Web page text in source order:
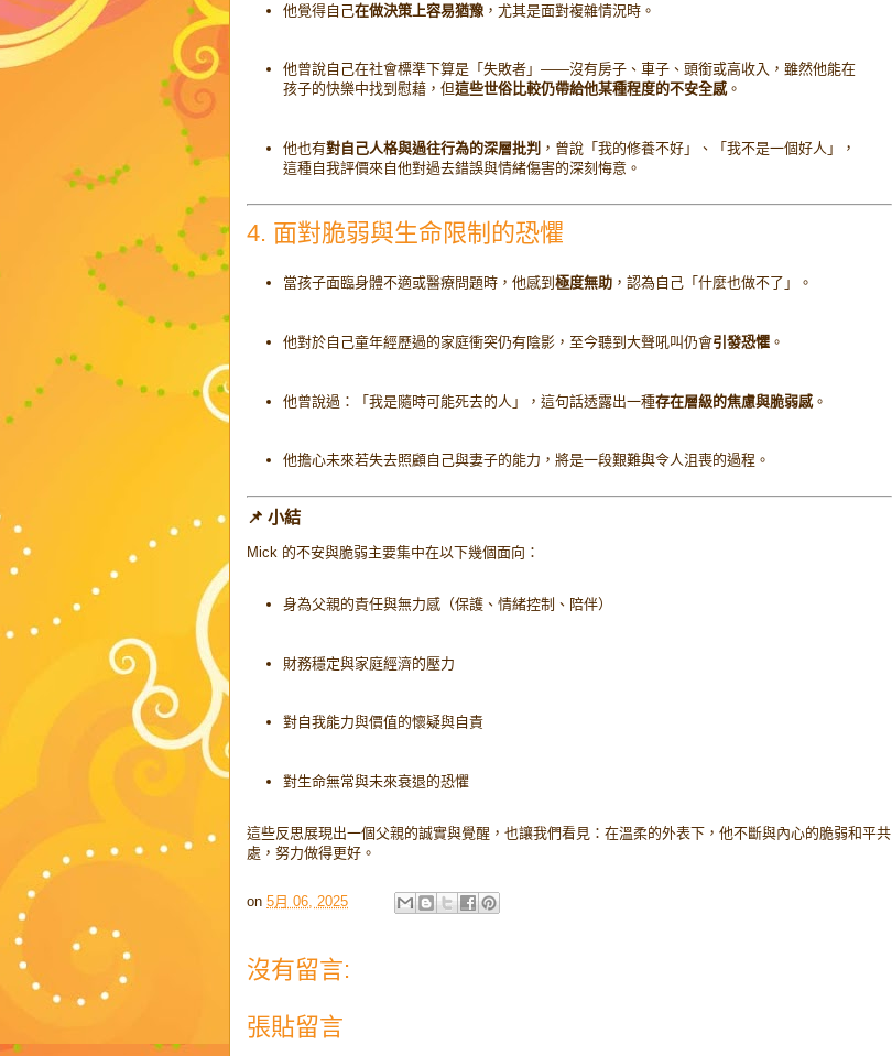
他覺得自己在做決策上容易猶豫，尤其是面對複雜情況時。
他曾說自己在社會標準下算是「失敗者」——沒有房子、車子、頭銜或高收入，雖然他能在
孩子的快樂中找到慰藉，但這些世俗比較仍帶給他某種程度的不安全感。
他也有對自己人格與過往行為的深層批判 ，曾說「我的修養不好」、「我不是一個好人」，
這種自我評價來自他對過去錯誤與情緒傷害的深刻悔意。
4. 面對脆弱與生命限制的恐懼
當孩子面臨身體不適或醫療問題時，他感到 極度無助，認為自己「什麼也做不了」。
他對於自己童年經歷過的家庭衝突仍有陰影，至今聽到大聲吼叫仍會引發恐懼。
他曾說過：「我是隨時可能死去的人」，這句話透露出一種存在層級的焦慮與脆弱感。
他擔心未來若失去照顧自己與妻子的能力，將是一段艱難與令人沮喪的過程。
📌 小結
Mick 的不安與脆弱主要集中在以下幾個面向：
身為父親的責任與無力感（保護、情緒控制、陪伴）
財務穩定與家庭經濟的壓力
對自我能力與價值的懷疑與自責
對生命無常與未來衰退的恐懼
這些反思展現出一個父親的誠實與覺醒，也讓我們看見：在溫柔的外表下，他不斷與內心的脆弱和平共
處，努力做得更好。
on 5月 06, 2025
沒有留言:
張貼留言